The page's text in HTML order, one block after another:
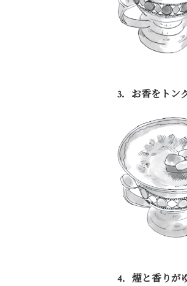
3．お香をトン
4．煙と香りが